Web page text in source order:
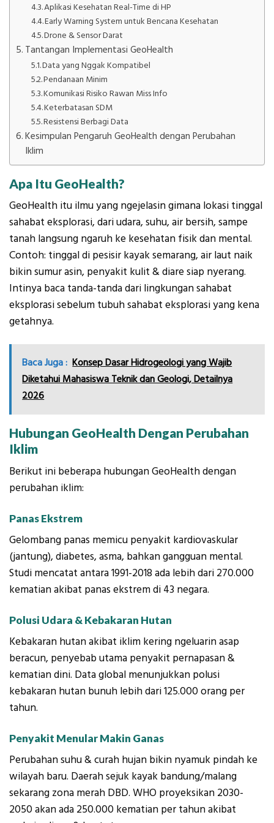
Aplikasi Kesehatan Real-Time di HP
Early Warning System untuk Bencana Kesehatan
Drone & Sensor Darat
Tantangan Implementasi GeoHealth
Data yang Nggak Kompatibel
Pendanaan Minim
Komunikasi Risiko Rawan Miss Info
Keterbatasan SDM
Resistensi Berbagi Data
Kesimpulan Pengaruh GeoHealth dengan Perubahan
Iklim
Apa Itu GeoHealth?
GeoHealth itu ilmu yang ngejelasin gimana lokasi tinggal
sahabat eksplorasi, dari udara, suhu, air bersih, sampe
tanah langsung ngaruh ke kesehatan fisik dan mental.
Contoh: tinggal di pesisir kayak semarang, air laut naik
bikin sumur asin, penyakit kulit & diare siap nyerang.
Intinya baca tanda-tanda dari lingkungan sahabat
eksplorasi sebelum tubuh sahabat eksplorasi yang kena
getahnya.
Baca Juga : Konsep Dasar Hidrogeologi yang Wajib
Diketahui Mahasiswa Teknik dan Geologi, Detailnya
2026
Hubungan GeoHealth Dengan Perubahan
Iklim
Berikut ini beberapa hubungan GeoHealth dengan
perubahan iklim:
Panas Ekstrem
Gelombang panas memicu penyakit kardiovaskular
(jantung), diabetes, asma, bahkan gangguan mental.
Studi mencatat antara 1991-2018 ada lebih dari 270.000
kematian akibat panas ekstrem di 43 negara.
Polusi Udara & Kebakaran Hutan
Kebakaran hutan akibat iklim kering ngeluarin asap
beracun, penyebab utama penyakit pernapasan &
kematian dini. Data global menunjukkan polusi
kebakaran hutan bunuh lebih dari 125.000 orang per
tahun.
Penyakit Menular Makin Ganas
Perubahan suhu & curah hujan bikin nyamuk pindah ke
wilayah baru. Daerah sejuk kayak bandung/malang
sekarang zona merah DBD. WHO proyeksikan 2030-
2050 akan ada 250.000 kematian per tahun akibat